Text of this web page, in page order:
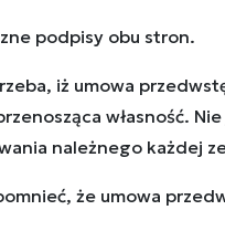
podpisy obu stron.
iż umowa
własność.
należnego każdej
że umowa